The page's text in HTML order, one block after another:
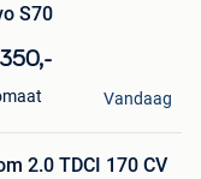
S70
Vandaag
2.0 TDCI 170 CV